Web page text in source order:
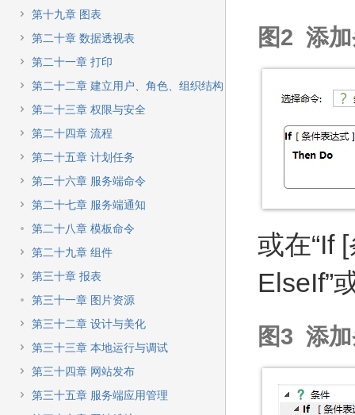
第十九章 图表
第二十章 数据透视表
第二十一章 打印
第二十二章 建立用户、角色、组织结构
第二十三章 权限与安全
第二十四章 流程
第二十五章 计划任务
第二十六章 服务端命令
第二十七章 服务端通知
第二十八章 模板命令
第二十九章 组件
第三十章 报表
第三十一章 图片资源
第三十二章 设计与美化
第三十三章 本地运行与调试
第三十四章 网站发布
第三十五章 服务端应用管理
图2 添
或在“If
ElseIf”
图3 添